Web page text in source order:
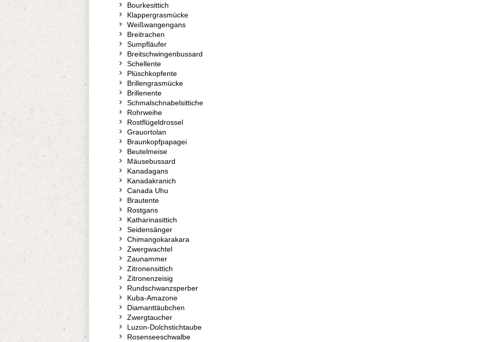
Bourkesittich
Klappergrasmücke
Weißwangengans
Breitrachen
Sumpfläufer
Breitschwingenbussard
Schellente
Plüschkopfente
Brillengrasmücke
Brillenente
Schmalschnabelsittiche
Rohrweihe
Rostflügeldrossel
Grauortolan
Braunkopfpapagei
Beutelmeise
Mäusebussard
Kanadagans
Kanadakranich
Canada Uhu
Brautente
Rostgans
Katharinasittich
Seidensänger
Chimangokarakara
Zwergwachtel
Zaunammer
Zitronensittich
Zitronenzeisig
Rundschwanzsperber
Kuba-Amazone
Diamanttäubchen
Zwergtaucher
Luzon-Dolchstichtaube
Rosenseeschwalbe